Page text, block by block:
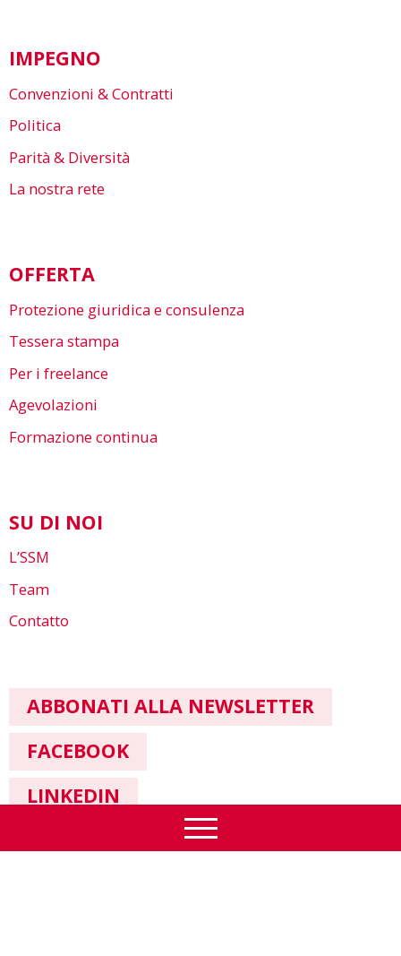
IMPEGNO
Convenzioni & Contratti
Politica
Parità & Diversità
La nostra rete
OFFERTA
Protezione giuridica e consulenza
Tessera stampa
Per i freelance
Agevolazioni
Formazione continua
SU DI NOI
L’SSM
Team
Contatto
ABBONATI ALLA NEWSLETTER
FACEBOOK
LINKEDIN